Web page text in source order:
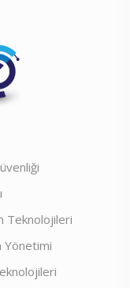
Teknolojileri
Yönetimi